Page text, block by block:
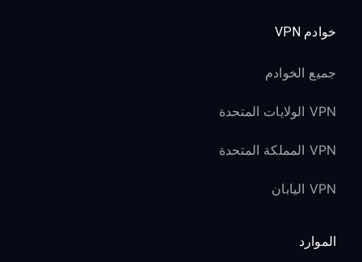
خوادم VPN
جميع الخوادم
VPN الولايات المتحدة
VPN المملكة المتحدة
VPN اليابان
الموارد